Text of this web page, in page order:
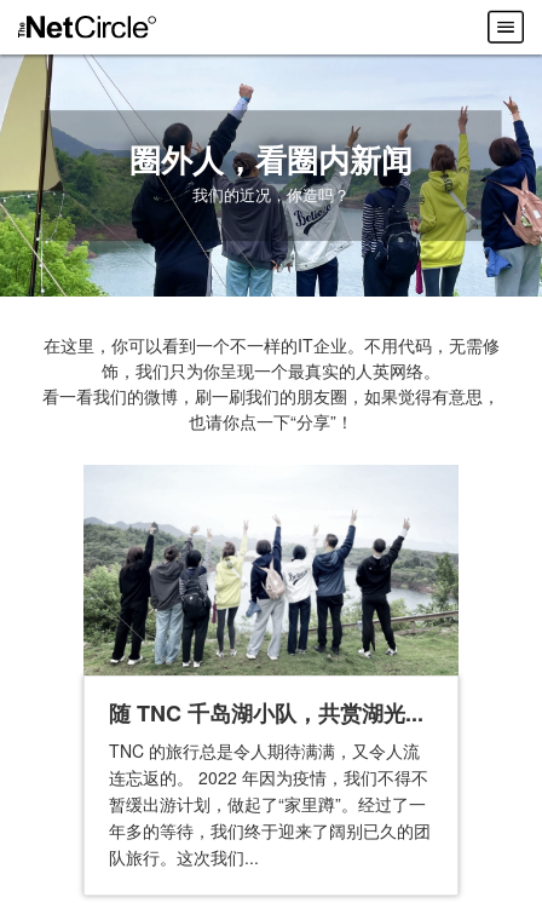
圈外人，看圈内新闻
我们的近况，你造吗？
在这里，你可以看到一个不一样的IT企业。不用代码，无需修
饰，我们只为你呈现一个最真实的人英网络。
看一看我们的微博，刷一刷我们的朋友圈，如果觉得有意思，
也请你点一下“分享”！
随 TNC 千岛湖小队，共赏湖光...
TNC 的旅行总是令人期待满满，又令人流
连忘返的。 2022 年因为疫情，我们不得不
暂缓出游计划，做起了“家里蹲”。经过了一
年多的等待，我们终于迎来了阔别已久的团
队旅行。这次我们...